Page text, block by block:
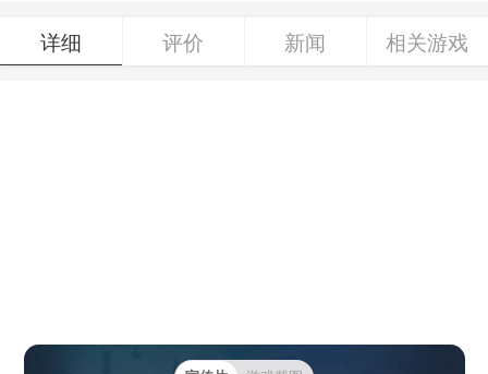
详细 评价 新闻 相关游戏